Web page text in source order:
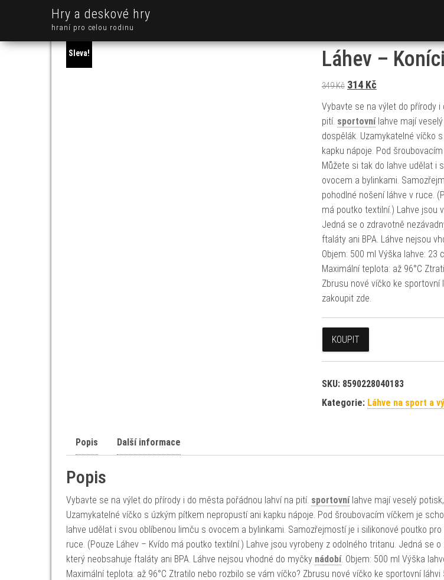
Hry a deskové hry
hraní pro celou rodinu
Sleva! Láhev –
349Kč Původní cena byla: 349
314 KčAktuální cena je:
Vybavte se na výlet do přírody
pití. sportovnílahve mají
dospělák. Uzamykatelné víčko
kapku nápoje. Pod
Můžete si tak do lahve udělat i
ovocem a bylinkami.
pohodlné nošení láhve v ruce.
má poutko textilní.) Lahve jsou
Jedná se o zdravotně
ftaláty ani BPA. Láhve nejsou
Objem: 500 ml Výška lahve: 23
Maximální teplota: až 96°C
Zbrusu nové víčko ke
zakoupit zde.
KOUPIT
SKU: 8590228040183
Kategorie: Láhve na sport a
Popis Další informace
Popis
Vybavte se na výlet do přírody i do města pořádnou lahví na pití. sportovnílahve mají veselý
Uzamykatelné víčko s úzkým pítkem nepropustí ani kapku nápoje. Pod šroubovacím víčkem je
lahve udělat i svou oblíbenou limču s ovocem a bylinkami. Samozřejmostí je i silikonové poutko
ruce. (Pouze Láhev – Kvído má poutko textilní.) Lahve jsou vyrobeny z odolného tritanu. Jedná se
který neobsahuje ftaláty ani BPA. Láhve nejsou vhodné do myčky nádobí. Objem: 500 ml Výška
Maximální teplota: až 96°C Ztratilo nebo rozbilo se vám víčko? Zbrusu nové víčko ke sportovní